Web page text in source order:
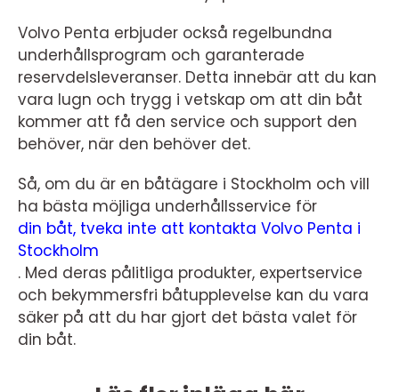
Volvo Penta erbjuder också regelbundna
underhållsprogram och garanterade
reservdelsleveranser. Detta innebär att du kan
vara lugn och trygg i vetskap om att din båt
kommer att få den service och support den
behöver, när den behöver det.
Så, om du är en båtägare i Stockholm och vill
ha bästa möjliga underhållsservice för
din båt, tveka inte att kontakta Volvo Penta i
Stockholm
. Med deras pålitliga produkter, expertservice
och bekymmersfri båtupplevelse kan du vara
säker på att du har gjort det bästa valet för
din båt.